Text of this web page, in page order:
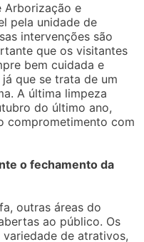
Arborização e
pela unidade de
intervenções são
que os visitantes
bem cuidada e
que se trata de um
A última limpeza
do último ano,
comprometimento com
o fechamento da
outras áreas do
ao público. Os
de atrativos,